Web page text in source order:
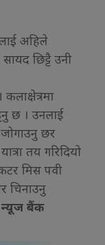
अहिले
छिट्टै उनी
छ । उनलाई
छर
तय गरिदियो
मिस पवी
चिनाउनु
बैंक